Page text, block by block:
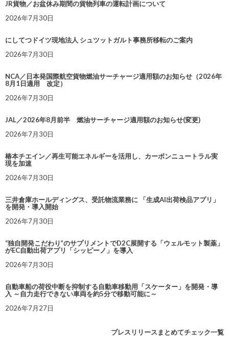
JR貨物／お盆休み期間の貨物列車の運転計画について
2026年7月30日
にしてつドイツ現地法人 シュツットガルト事務所移転のご案内
2026年7月30日
NCA／日本発国際航空貨物燃油サーチャージ適用額のお知らせ（2026年
8月1日適用 改定）
2026年7月30日
JAL／2026年8月前半 燃油サーチャージ適用額のお知らせ(変更)
2026年7月30日
椿本チエイン／再生可能エネルギーを活用し、カーボンニュートラル実
現を加速
2026年7月30日
三井倉庫ホールディングス、受託物流業務に 「生成AI出荷検品アプリ」
を開発・導入開始
2026年7月30日
“独自開発こだわり”のサプリメントでD2C展開する「ウェルモット製薬」
がEC自動出荷アプリ「シッピーノ」を導入
2026年7月30日
自動車船の荷役中断を抑制する自動車移動用「スケーター」を開発・導
入 ～自力走行できない車両を約5分で移動可能に～
2026年7月27日
プレスリリースまとめてチェック一覧